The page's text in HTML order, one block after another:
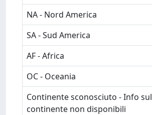
NA - Nord America
SA - Sud America
AF - Africa
OC - Oceania
Continente sconosciuto - Info sul
continente non disponibili